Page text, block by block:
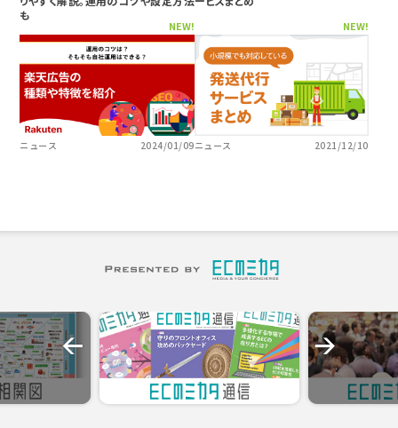
も
NEW!
ニュース 2024/01/09
NEW!
ニュース 2021/12/10